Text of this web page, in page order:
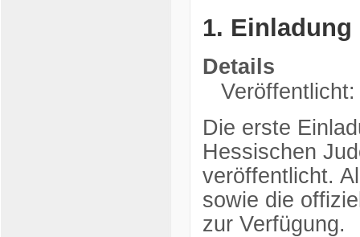
1.
Details
Die erste
Hessischen
veröffentlicht.
sowie die
zur Verfügung.